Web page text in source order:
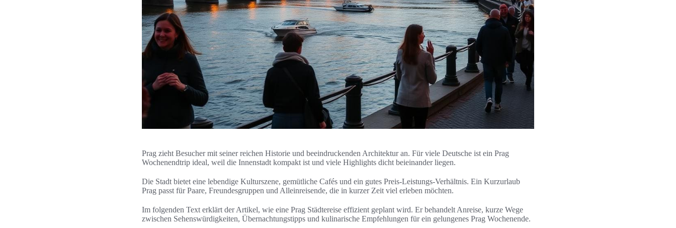
Prag zieht Besucher mit seiner reichen Historie und beeindruckenden Architektur an. Für viele Deutsche ist ein Prag
Wochenendtrip ideal, weil die Innenstadt kompakt ist und viele Highlights dicht beieinander liegen.
Die Stadt bietet eine lebendige Kulturszene, gemütliche Cafés und ein gutes Preis-Leistungs-Verhältnis. Ein Kurzurlaub
Prag passt für Paare, Freundesgruppen und Alleinreisende, die in kurzer Zeit viel erleben möchten.
Im folgenden Text erklärt der Artikel, wie eine Prag Städtereise effizient geplant wird. Er behandelt Anreise, kurze Wege
zwischen Sehenswürdigkeiten, Übernachtungstipps und kulinarische Empfehlungen für ein gelungenes Prag Wochenende.